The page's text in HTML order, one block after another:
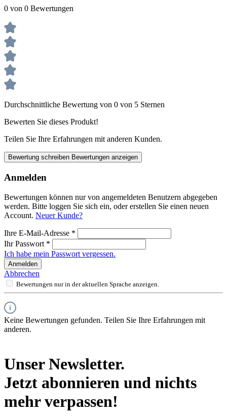
0 von 0 Bewertungen
Durchschnittliche Bewertung von 0 von 5 Sternen
Bewerten Sie dieses Produkt!
Teilen Sie Ihre Erfahrungen mit anderen Kunden.
Bewertung schreiben Bewertungen anzeigen
Anmelden
Bewertungen können nur von angemeldeten Benutzern abgegeben
werden. Bitte loggen Sie sich ein, oder erstellen Sie einen neuen
Account. Neuer Kunde?
Ihre E-Mail-Adresse *
Ihr Passwort *
Ich habe mein Passwort vergessen.
Anmelden
Abbrechen
Bewertungen nur in der aktuellen Sprache anzeigen.
Keine Bewertungen gefunden. Teilen Sie Ihre Erfahrungen mit
anderen.
Unser Newsletter.
Jetzt abonnieren und nichts
mehr verpassen!